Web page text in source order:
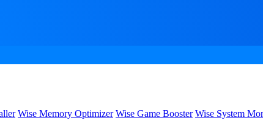
Wise Memory Optimizer Wise Game Booster Wise System